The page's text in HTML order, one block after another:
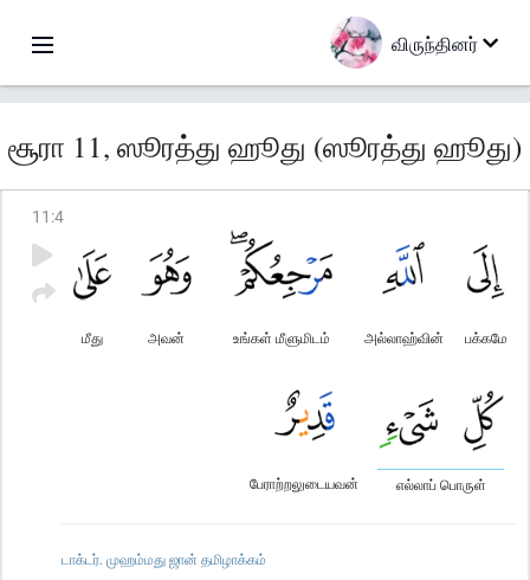
விருந்தினர்
சூரா 11, ஸூரத்து ஹூது (ஸூரத்து ஹூது)
11 :4
பக்கமே
அல்லாஹ்வின்
உங்கள் மீளுமிடம்
அவன்
மீது
எல்லாப் பொருள்
பேராற்றலுடையவன்
டாக்டர். முஹம்மது ஜான் தமிழாக்கம்